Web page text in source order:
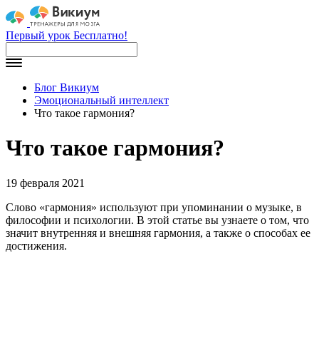
Первый урок Бесплатно!
Блог Викиум
Эмоциональный интеллект
Что такое гармония?
Что такое гармония?
19 февраля 2021
Слово «гармония» используют при упоминании о музыке, в
философии и психологии. В этой статье вы узнаете о том, что
значит внутренняя и внешняя гармония, а также о способах ее
достижения.